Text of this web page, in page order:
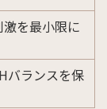
を最小限に
バランスを保